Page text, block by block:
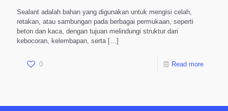
Sealant adalah bahan yang digunakan untuk mengisi celah,
retakan, atau sambungan pada berbagai permukaan, seperti
beton dan kaca, dengan tujuan melindungi struktur dari
kebocoran, kelembapan, serta[…]
0 Read more